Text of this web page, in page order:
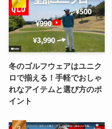
冬のゴルフウェアはユニク
ロで揃える！手軽でおしゃ
れなアイテムと選び方のポ
イント